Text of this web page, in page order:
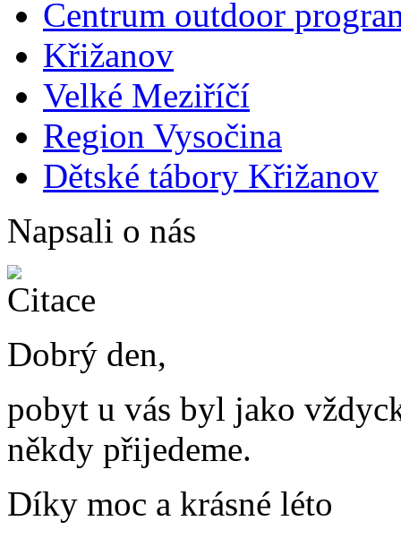
Centrum outdoor
Křižanov
Velké Meziříčí
Region Vysočina
Dětské tábory Křižanov
Napsali o nás
Dobrý den,
pobyt u vás byl jako
někdy přijedeme.
Díky moc a krásné léto